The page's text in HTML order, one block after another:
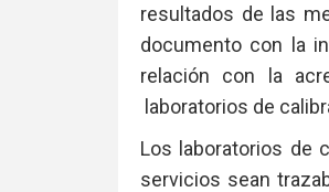
resultados de las
documento con la
relación con la
laboratorios de
Los laboratorios de
servicios sean